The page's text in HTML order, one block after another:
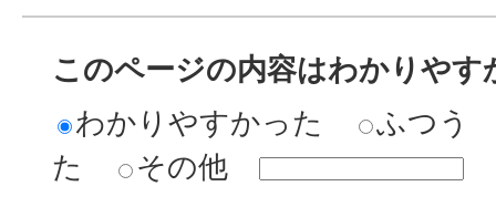
このページの内容はわかりやす
わかりやすかった
ふつう
た
その他